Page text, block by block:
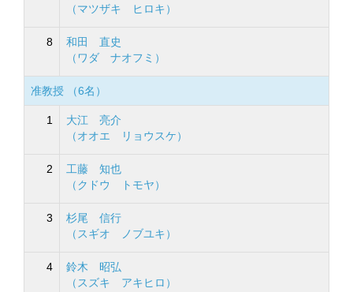
（マツザキ ヒロキ）
8
和田 直史
（ワダ ナオフミ）
准教授 （6名）
1
大江 亮介
（オオエ リョウスケ）
2
工藤 知也
（クドウ トモヤ）
3
杉尾 信行
（スギオ ノブユキ）
4
鈴木 昭弘
（スズキ アキヒロ）